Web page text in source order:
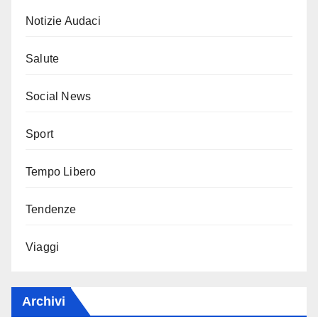
Notizie Audaci
Salute
Social News
Sport
Tempo Libero
Tendenze
Viaggi
Archivi